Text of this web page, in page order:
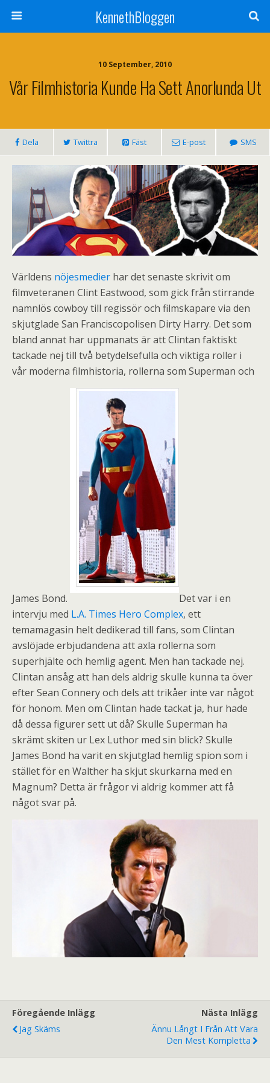
KennethBloggen
10 September, 2010
Vår Filmhistoria Kunde Ha Sett Anorlunda Ut
Dela Twittra Fäst E-post SMS
Världens nöjesmedier har det senaste skrivit om
filmveteranen Clint Eastwood, som gick från stirrande
namnlös cowboy till regissör och filmskapare via den
skjutglade San Franciscopolisen Dirty Harry. Det som
bland annat har uppmanats är att Clintan faktiskt
tackade nej till två betydelsefulla och viktiga roller i
vår moderna filmhistoria, rollerna som Superman och
James Bond.
Det var i en
intervju med L.A. Times Hero Complex, ett
temamagasin helt dedikerad till fans, som Clintan
avslöjade erbjudandena att axla rollerna som
superhjälte och hemlig agent. Men han tackade nej.
Clintan ansåg att han dels aldrig skulle kunna ta över
efter Sean Connery och dels att trikåer inte var något
för honom. Men om Clintan hade tackat ja, hur hade
då dessa figurer sett ut då? Skulle Superman ha
skrämt skiten ur Lex Luthor med sin blick? Skulle
James Bond ha varit en skjutglad hemlig spion som i
stället för en Walther ha skjut skurkarna med en
Magnum? Detta är frågor vi aldrig kommer att få
något svar på.
Föregående Inlägg
Jag Skäms
Nästa Inlägg
Ännu Långt I Från Att Vara
Den Mest Kompletta